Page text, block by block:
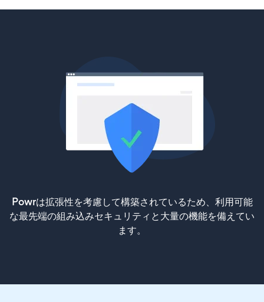
Powrは拡張性を考慮して構築されているため、利用可能
な最先端の組み込みセキュリティと大量の機能を備えてい
ます。